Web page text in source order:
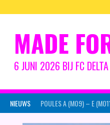
naar
MADE
6 JUNI 2026 BIJ FC
NIEUWS POULES A (MO9) – E